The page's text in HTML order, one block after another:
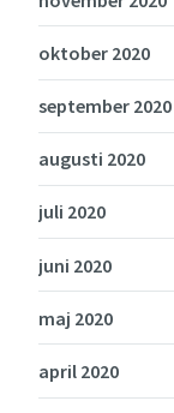
oktober 2020
september 2020
augusti 2020
juli 2020
juni 2020
maj 2020
april 2020